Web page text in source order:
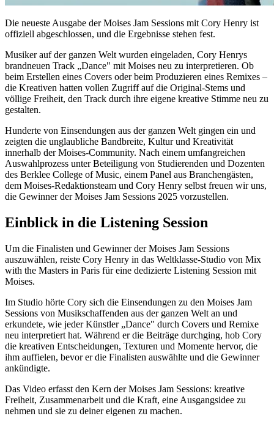
Die neueste Ausgabe der Moises Jam Sessions mit Cory Henry ist
offiziell abgeschlossen, und die Ergebnisse stehen fest.
Musiker auf der ganzen Welt wurden eingeladen, Cory Henrys
brandneuen Track „Dance" mit Moises neu zu interpretieren. Ob
beim Erstellen eines Covers oder beim Produzieren eines Remixes –
die Kreativen hatten vollen Zugriff auf die Original-Stems und
völlige Freiheit, den Track durch ihre eigene kreative Stimme neu zu
gestalten.
Hunderte von Einsendungen aus der ganzen Welt gingen ein und
zeigten die unglaubliche Bandbreite, Kultur und Kreativität
innerhalb der Moises-Community. Nach einem umfangreichen
Auswahlprozess unter Beteiligung von Studierenden und Dozenten
des Berklee College of Music, einem Panel aus Branchengästen,
dem Moises-Redaktionsteam und Cory Henry selbst freuen wir uns,
die Gewinner der Moises Jam Sessions 2025 vorzustellen.
Einblick in die Listening Session
Um die Finalisten und Gewinner der Moises Jam Sessions
auszuwählen, reiste Cory Henry in das Weltklasse-Studio von Mix
with the Masters in Paris für eine dedizierte Listening Session mit
Moises.
Im Studio hörte Cory sich die Einsendungen zu den Moises Jam
Sessions von Musikschaffenden aus der ganzen Welt an und
erkundete, wie jeder Künstler „Dance" durch Covers und Remixe
neu interpretiert hat. Während er die Beiträge durchging, hob Cory
die kreativen Entscheidungen, Texturen und Momente hervor, die
ihm auffielen, bevor er die Finalisten auswählte und die Gewinner
ankündigte.
Das Video erfasst den Kern der Moises Jam Sessions: kreative
Freiheit, Zusammenarbeit und die Kraft, eine Ausgangsidee zu
nehmen und sie zu deiner eigenen zu machen.